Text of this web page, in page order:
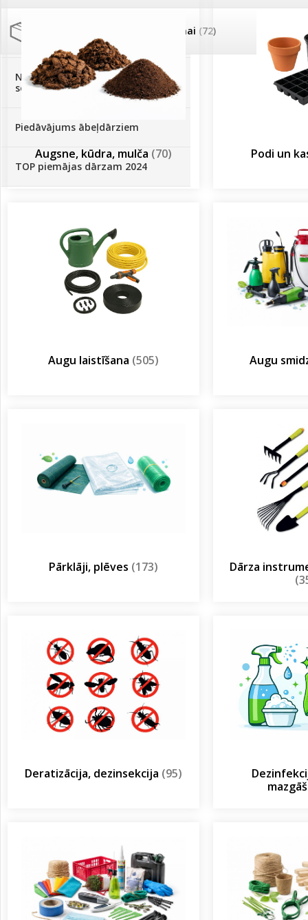
Palīglīdzekļi augu audzēšanai (72)
Klientu Diena
Novatec - izcils mēslošanai arī
sezonas otrajā pusē!
Piedāvājums ābeļdārziem
TOP piemājas dārzam 2024
Augsne, kūdra, mulča (70) Podi un
Augu laistīšana (505) Augu
Pārklāji, plēves (173)
Dārza
Deratizācija, dezinsekcija (95)